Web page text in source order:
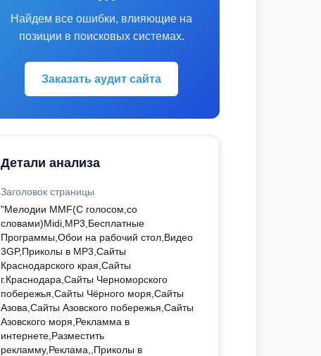
Найдем все ошибки, влияющие на
позиции в поисковых системах.
Заказать аудит сайта
Детали анализа
Заголовок страницы
"Мелодии MMF(С голосом,со
словами)Midi,MP3,Бесплатные
Программы,Обои на рабочий стол,Видео
3GP,Приколы в MP3,Сайты
Краснодарского края,Сайты
г.Краснодара,Сайты Черноморского
побережья,Сайты Чёрного моря,Сайты
Азова,Сайты Азовского побережья,Сайты
Азовского моря,Рекламма в
интернете,Разместить
рекламму,Реклама,,Приколы в